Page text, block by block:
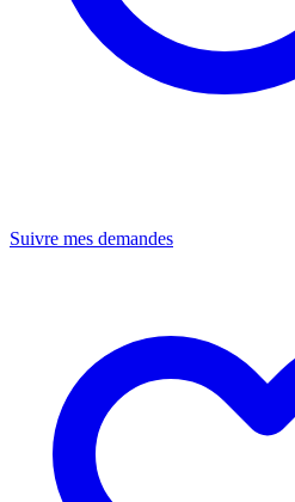
Suivre mes demandes